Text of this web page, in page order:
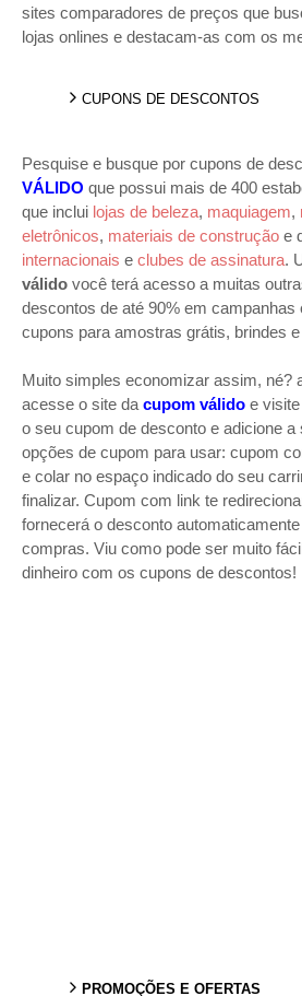
sites comparadores de preços que
lojas onlines e destacam-as com os
CUPONS DE DESCONTOS
Pesquise e busque por cupons de
VÁLIDO que possui mais de 400
que inclui lojas de beleza, maquiagem,
eletrônicos, materiais de construção e
internacionais e clubes de assinatura.
válido você terá acesso a muitas
descontos de até 90% em campanhas
cupons para amostras grátis, brindes
Muito simples economizar assim, né?
acesse o site da cupom válido e
o seu cupom de desconto e adicione
opções de cupom para usar: cupom
e colar no espaço indicado do seu
finalizar. Cupom com link te
fornecerá o desconto
compras. Viu como pode ser muito
dinheiro com os cupons de descontos!
PROMOÇÕES E OFERTAS